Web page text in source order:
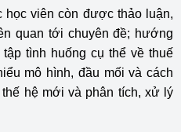
học viên còn được thảo luận,
quan tới chuyên đề; hướng
tình huống cụ thể về thuế
mô hình, đầu mối và cách
hệ mới và phân tích, xử lý